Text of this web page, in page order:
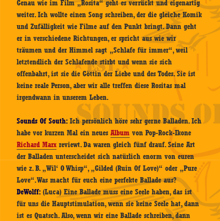
Genau wie im Film „Rosita“ geht es verrückt und eigenartig
weiter. Ich wollte einen Song schreiben, der die gleiche Komik
und Zufälligkeit wie Filme auf den Punkt bringt. Dann geht
er in verschiedene Richtungen, er spricht aus wie wir
träumen und der Himmel sagt „Schlafe für immer“, weil
letztendlich der Schlafende stirbt und wenn sie sich
offenbahrt, ist sie die Göttin der Liebe und des Todes. Sie ist
keine reale Person, aber wir alle treffen diese Rositas mal
irgendwann in unserem Leben.
Sounds Of South:Ich persönlich höre sehr gerne Balladen. Ich
habe vor kurzen Mal ein neuesAlbum von Pop-Rock-Ikone
Richard Marx reviewt. Da waren gleich fünf drauf. Seine Art
der Balladen unterscheidet sich natürlich enorm von euren
wie z. B. „Wil‘ O Whisp“, „Gilded (Ruin Of Love)“ oder „Pure
Love“. Was macht für euch eine perfekte Ballade aus?
DeWolff:(Luca) Eine Ballade muss eine Seele haben, das ist
für uns die Hauptstimulation, wenn sie keine Seele hat, dann
ist es Quatsch. Also, wenn wir eine Ballade schreiben, dann